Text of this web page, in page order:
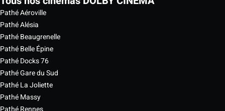
Pathé Aéroville
Pathé Alésia
Pathé Beaugrenelle
Pathé Belle Épine
Pathé Docks 76
Pathé Gare du Sud
Pathé La Joliette
Pathé Massy